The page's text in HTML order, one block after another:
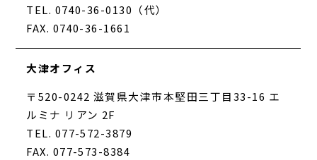
TEL. 0740-36-0130（代）
FAX. 0740-36-1661
大津オフィス
〒520-0242 滋賀県大津市本堅田三丁目33-16 エ
ルミナ リアン 2F
TEL. 077-572-3879
FAX. 077-573-8384